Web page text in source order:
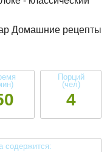
Домашние рецепты
Порций
(чел)
4
содержится: